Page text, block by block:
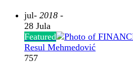
jul- 2018 -
28 Jula
Featured
Resul Mehmedović
757